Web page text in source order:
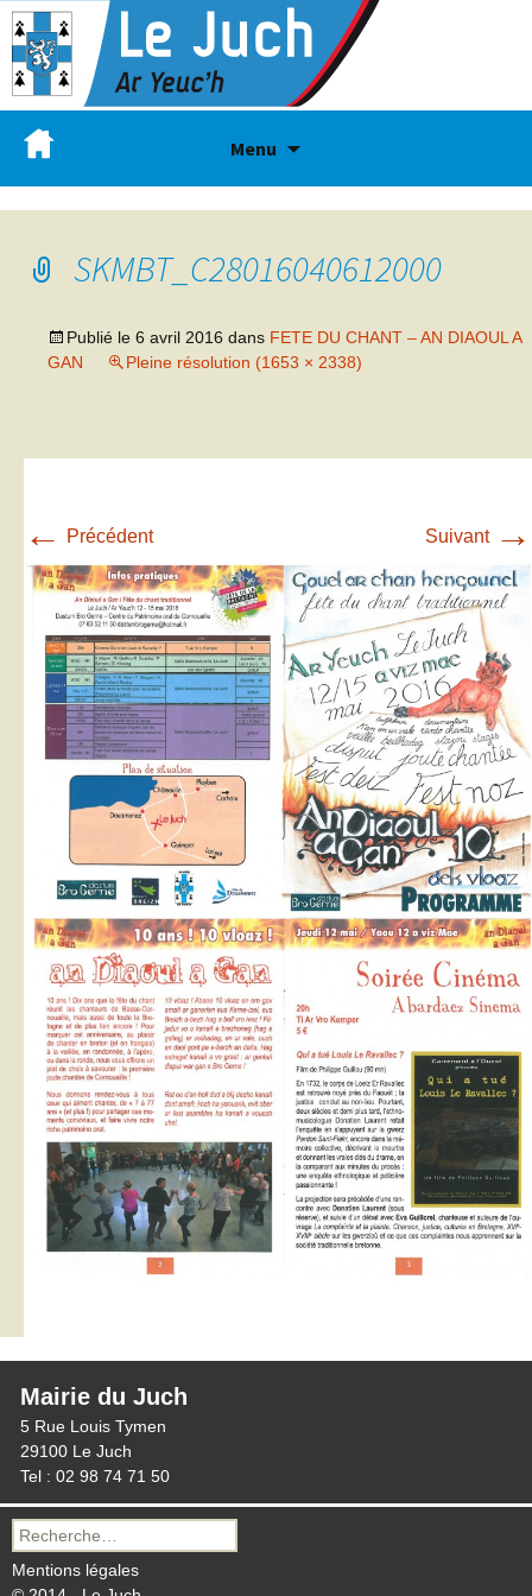
Menu
SKMBT_C28016040612000
Publié le 6 avril 2016 dans FETE DU CHANT – AN DIAOUL A
GAN
Pleine résolution (1653 × 2338)
← Précédent Suivant →
Mairie du Juch
5 Rue Louis Tymen
29100 Le Juch
Tel : 02 98 74 71 50
Recherche
pour :
Mentions légales